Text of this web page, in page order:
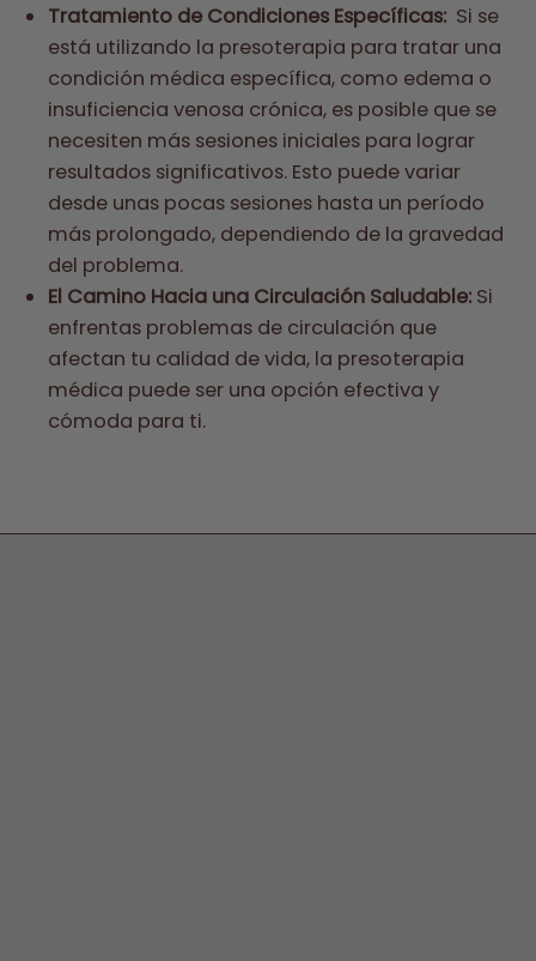
Tratamiento de Condiciones Específicas: Si se
está utilizando la presoterapia para tratar una
condición médica específica, como edema o
insuficiencia venosa crónica, es posible que se
necesiten más sesiones iniciales para lograr
resultados significativos. Esto puede variar
desde unas pocas sesiones hasta un período
más prolongado, dependiendo de la gravedad
del problema.
El Camino Hacia una Circulación Saludable: Si
enfrentas problemas de circulación que
afectan tu calidad de vida, la presoterapia
médica puede ser una opción efectiva y
cómoda para ti.